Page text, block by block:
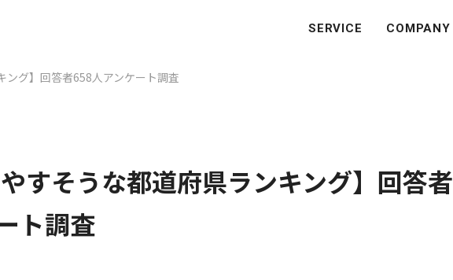
SERVICE COMPANY
ング】回答者658人アンケート調査
やすそうな都道府県ランキング】回答者
ト調査